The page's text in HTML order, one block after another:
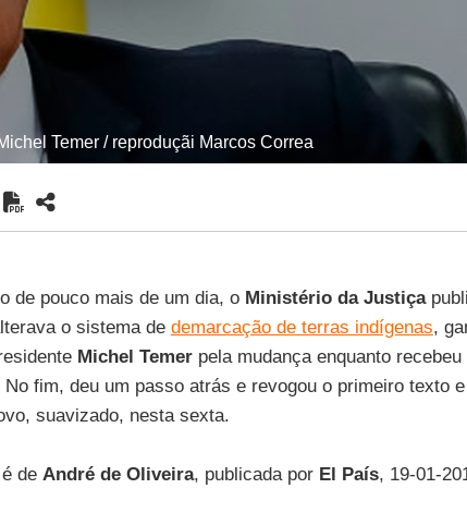
Temer / reproduçãi Marcos Correa
de pouco mais de um dia, oMinistério da Justiça
o sistema de demarcação de terras indígenas,
Michel Temerpela mudança enquanto
fim, deu um passo atrás e revogou o primeiro texto
suavizado, nesta sexta.
de André de Oliveira, publicada por El País, 19-01-